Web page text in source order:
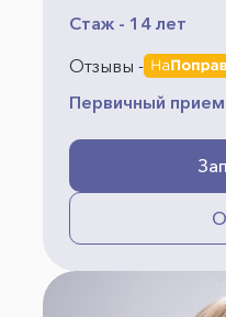
Стаж - 14 лет
Отзывы -
Первичный